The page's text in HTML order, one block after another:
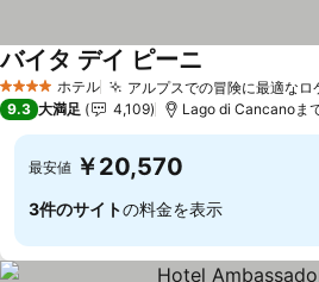
4 ホテルのランク
ホテル アルプスでの冒険に最適なロ
バイタ デイ ピーニ
9.3 大満足 4,109 Lago di Cancanoま
最安値 ￥20,570
3件のサイトの料金を表示